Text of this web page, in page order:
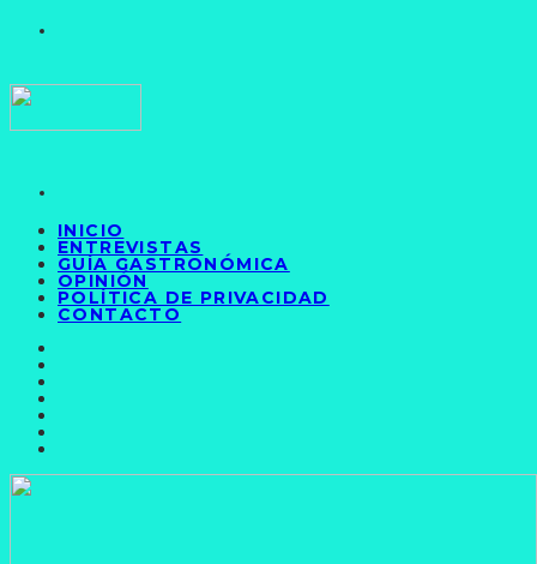
INICIO
ENTREVISTAS
GUÍA GASTRONÓMICA
OPINIÓN
POLÍTICA DE PRIVACIDAD
CONTACTO